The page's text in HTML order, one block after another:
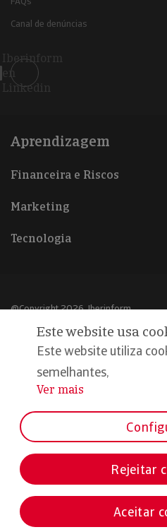
Canal de denúncias
Iberinform
en
Linkedin
Aprendizagem
Financeira e Riscos
Marketing
Tecnologia
@Copyright 2026, Iberinform
Política de cookies
Declaração de privacidade
Compromisso qualidade e segurança
Este website usa
Este website utiliza
semelhantes,
...
Ver mais
Rejeitar
Aceitar